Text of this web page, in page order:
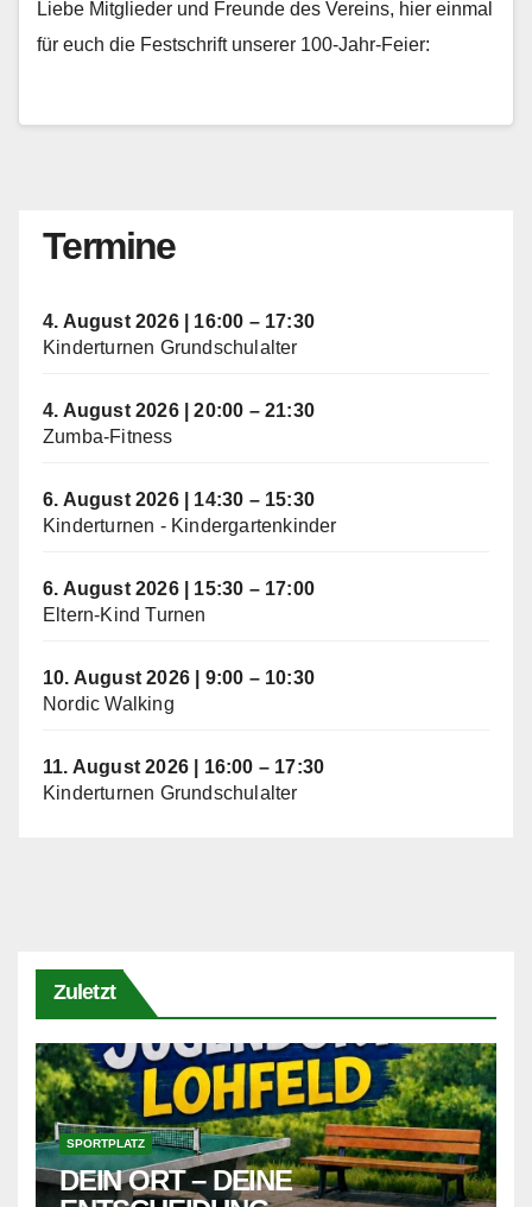
Liebe Mitglieder und Freunde des Vereins, hier einmal
für euch die Festschrift unserer 100-Jahr-Feier:
Termine
4. August 2026| 16:00 – 17:30
Kinderturnen Grundschulalter
4. August 2026|20:00 – 21:30
Zumba-Fitness
6. August 2026| 14:30 – 15:30
Kinderturnen - Kindergartenkinder
6. August 2026| 15:30 – 17:00
Eltern-Kind Turnen
10. August 2026 9:00 – 10:30
Nordic Walking
11. August 2026 16:00 – 17:30
Kinderturnen Grundschulalter
Zuletzt
SPORTPLATZ
DEIN ORT – DEINE